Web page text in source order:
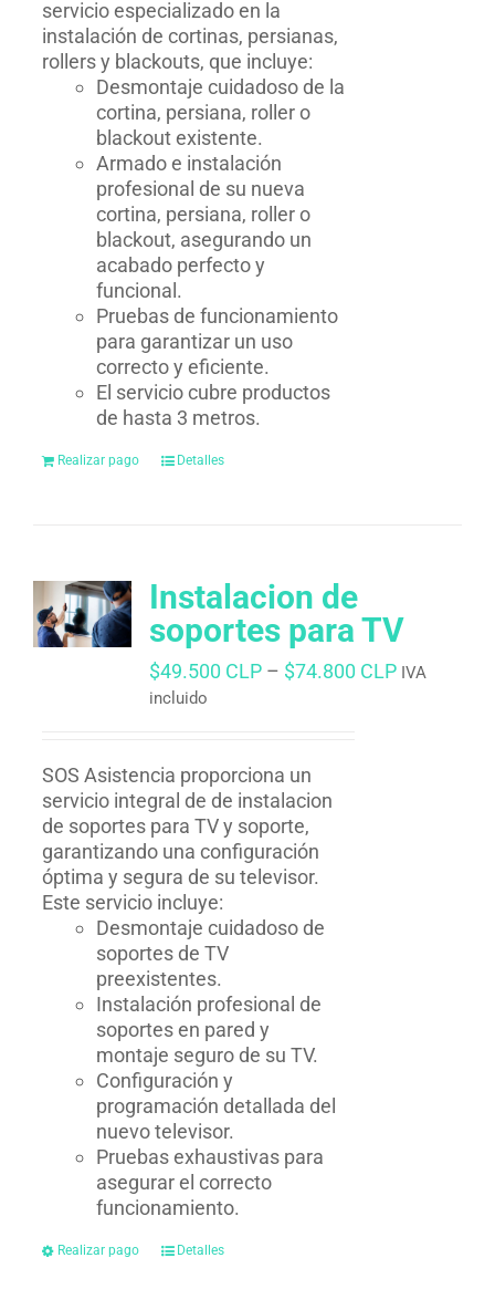
servicio especializado en la
instalación de cortinas, persianas,
rollers y blackouts, que incluye:
Desmontaje cuidadoso de la
cortina, persiana, roller o
blackout existente.
Armado e instalación
profesional de su nueva
cortina, persiana, roller o
blackout, asegurando un
acabado perfecto y
funcional.
Pruebas de funcionamiento
para garantizar un uso
correcto y eficiente.
El servicio cubre productos
de hasta 3 metros.
Realizar pago Detalles
Instalacion de
soportes para TV
$49.500 CLP– $74.800 CLP IVA
incluido
SOS Asistencia proporciona un
servicio integral de de instalacion
de soportes para TV y soporte,
garantizando una configuración
óptima y segura de su televisor.
Este servicio incluye:
Desmontaje cuidadoso de
soportes de TV
preexistentes.
Instalación profesional de
soportes en pared y
montaje seguro de su TV.
Configuración y
programación detallada del
nuevo televisor.
Pruebas exhaustivas para
asegurar el correcto
funcionamiento.
Realizar pago Detalles